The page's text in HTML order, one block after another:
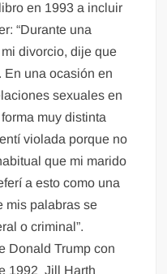
en 1993 a incluir
“Durante una
divorcio, dije que
En una ocasión en
sexuales en
muy distinta
violada porque no
que mi marido
a esto como una
mis palabras se
o criminal”.
Donald Trump con
1992 Jill Harth